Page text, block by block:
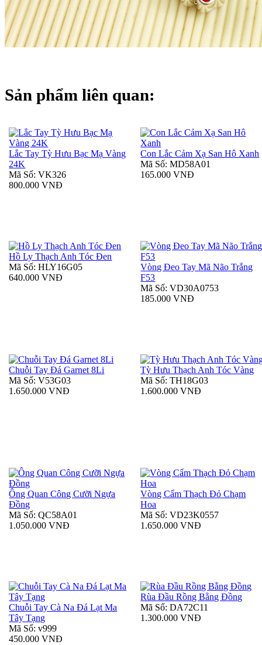
Sản phẩm liên quan:
Lắc Tay Tỳ Hưu Bạc Mạ Vàng
24K
Mã Số: VK326
800.000 VNĐ
Con Lắc Cảm Xạ San Hô Xanh
Mã Số: MD58A01
165.000 VNĐ
Hồ Ly Thạch Anh Tóc Đen
Mã Số: HLY16G05
640.000 VNĐ
Vòng Đeo Tay Mã Não Trắng
F53
Mã Số: VD30A0753
185.000 VNĐ
Chuỗi Tay Đá Garnet 8Li
Mã Số: V53G03
1.650.000 VNĐ
Tỳ Hưu Thạch Anh Tóc Vàng
Mã Số: TH18G03
1.600.000 VNĐ
Ông Quan Công Cưỡi Ngựa
Đồng
Mã Số: QC58A01
1.050.000 VNĐ
Vòng Cẩm Thạch Đỏ Chạm
Hoa
Mã Số: VD23K0557
1.650.000 VNĐ
Chuỗi Tay Cà Na Đá Lạt Ma
Tây Tạng
Mã Số: v999
450.000 VNĐ
Rùa Đầu Rồng Bằng Đồng
Mã Số: DA72C11
1.300.000 VNĐ